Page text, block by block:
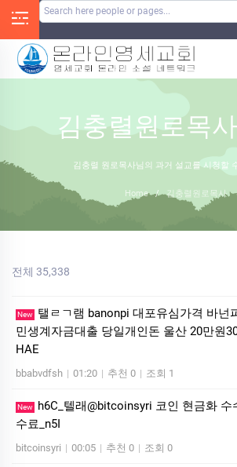
김충렬원로목
김충렬 원로목사님의 과거 설교를 시청할
Home / 김충렬원로목사
전체 35,338
New
탤ㄹㄱ램 banonpi 대포유심가격 바넌
민생계자금대출 당일개인돈 울산 20만원
HAE
bbabvdfsh | 01:20 | 추천 0 | 조회 1
New
h6C_텔래@bitcoinsyri 코인 현금화 수
수료_n5I
bitcoinsyri | 00:05 | 추천 0 | 조회 0